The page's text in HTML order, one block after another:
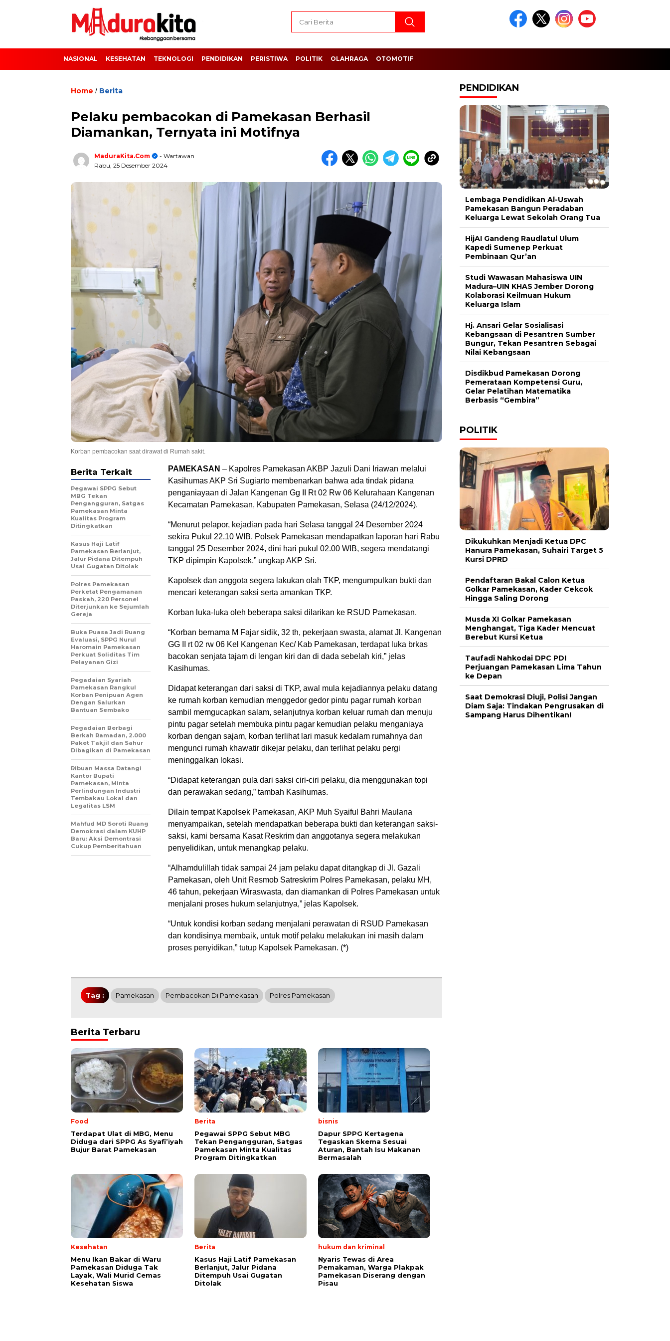
NASIONAL KESEHATAN TEKNOLOGI PENDIDIKAN PERISTIWA POLITIK OLAHRAGA OTOMOTIF
Home / Berita
Pelaku pembacokan di Pamekasan Berhasil
Diamankan, Ternyata ini Motifnya
MaduraKita.com
- Wartawan
Rabu, 25 Desember 2024
Korban pembacokan saat dirawat di Rumah sakit.
PAMEKASAN – Kapolres Pamekasan AKBP Jazuli Dani Iriawan melalui
Kasihumas AKP Sri Sugiarto membenarkan bahwa ada tindak pidana
penganiayaan di Jalan Kangenan Gg II Rt 02 Rw 06 Kelurahaan Kangenan
Kecamatan Pamekasan, Kabupaten Pamekasan, Selasa (24/12/2024).
“Menurut pelapor, kejadian pada hari Selasa tanggal 24 Desember 2024
sekira Pukul 22.10 WIB, Polsek Pamekasan mendapatkan laporan hari Rabu
tanggal 25 Desember 2024, dini hari pukul 02.00 WIB, segera mendatangi
TKP dipimpin Kapolsek,” ungkap AKP Sri.
Kapolsek dan anggota segera lakukan olah TKP, mengumpulkan bukti dan
mencari keterangan saksi serta amankan TKP.
Korban luka-luka oleh beberapa saksi dilarikan ke RSUD Pamekasan.
“Korban bernama M Fajar sidik, 32 th, pekerjaan swasta, alamat Jl. Kangenan
GG II rt 02 rw 06 Kel Kangenan Kec/ Kab Pamekasan, terdapat luka brkas
bacokan senjata tajam di lengan kiri dan di dada sebelah kiri,” jelas
Kasihumas.
Didapat keterangan dari saksi di TKP, awal mula kejadiannya pelaku datang
ke rumah korban kemudian menggedor gedor pintu pagar rumah korban
sambil memgucapkan salam, selanjutnya korban keluar rumah dan menuju
pintu pagar setelah membuka pintu pagar kemudian pelaku menganiaya
korban dengan sajam, korban terlihat lari masuk kedalam rumahnya dan
mengunci rumah khawatir dikejar pelaku, dan terlihat pelaku pergi
meninggalkan lokasi.
“Didapat keterangan pula dari saksi ciri-ciri pelaku, dia menggunakan topi
dan perawakan sedang,” tambah Kasihumas.
Dilain tempat Kapolsek Pamekasan, AKP Muh Syaiful Bahri Maulana
menyampaikan, setelah mendapatkan beberapa bukti dan keterangan saksi-
saksi, kami bersama Kasat Reskrim dan anggotanya segera melakukan
penyelidikan, untuk menangkap pelaku.
“Alhamdulillah tidak sampai 24 jam pelaku dapat ditangkap di Jl. Gazali
Pamekasan, oleh Unit Resmob Satreskrim Polres Pamekasan, pelaku MH,
46 tahun, pekerjaan Wiraswasta, dan diamankan di Polres Pamekasan untuk
menjalani proses hukum selanjutnya,” jelas Kapolsek.
“Untuk kondisi korban sedang menjalani perawatan di RSUD Pamekasan
dan kondisinya membaik, untuk motif pelaku melakukan ini masih dalam
proses penyidikan,” tutup Kapolsek Pamekasan. (*)
Berita Terkait
Pegawai SPPG Sebut
MBG Tekan
Pengangguran, Satgas
Pamekasan Minta
Kualitas Program
Ditingkatkan
Kasus Haji Latif
Pamekasan Berlanjut,
Jalur Pidana Ditempuh
Usai Gugatan Ditolak
Polres Pamekasan
Perketat Pengamanan
Paskah, 220 Personel
Diterjunkan ke Sejumlah
Gereja
Buka Puasa Jadi Ruang
Evaluasi, SPPG Nurul
Haromain Pamekasan
Perkuat Soliditas Tim
Pelayanan Gizi
Pegadaian Syariah
Pamekasan Rangkul
Korban Penipuan Agen
Dengan Salurkan
Bantuan Sembako
Pegadaian Berbagi
Berkah Ramadan, 2.000
Paket Takjil dan Sahur
Dibagikan di Pamekasan
Ribuan Massa Datangi
Kantor Bupati
Pamekasan, Minta
Perlindungan Industri
Tembakau Lokal dan
Legalitas LSM
Mahfud MD Soroti Ruang
Demokrasi dalam KUHP
Baru: Aksi Demontrasi
Cukup Pemberitahuan
Tag : Pamekasan Pembacokan Di Pamekasan Polres Pamekasan
Berita Terbaru
Food
Terdapat Ulat di MBG, Menu
Diduga dari SPPG As Syafi’iyah
Bujur Barat Pamekasan
Berita
Pegawai SPPG Sebut MBG
Tekan Pengangguran, Satgas
Pamekasan Minta Kualitas
Program Ditingkatkan
bisnis
Dapur SPPG Kertagena
Tegaskan Skema Sesuai
Aturan, Bantah Isu Makanan
Bermasalah
Kesehatan
Menu Ikan Bakar di Waru
Pamekasan Diduga Tak
Layak, Wali Murid Cemas
Kesehatan Siswa
Berita
Kasus Haji Latif Pamekasan
Berlanjut, Jalur Pidana
Ditempuh Usai Gugatan
Ditolak
hukum dan kriminal
Nyaris Tewas di Area
Pemakaman, Warga Plakpak
Pamekasan Diserang dengan
Pisau
PENDIDIKAN
Lembaga Pendidikan Al-Uswah
Pamekasan Bangun Peradaban
Keluarga Lewat Sekolah Orang Tua
HijAI Gandeng Raudlatul Ulum
Kapedi Sumenep Perkuat
Pembinaan Qur’an
Studi Wawasan Mahasiswa UIN
Madura–UIN KHAS Jember Dorong
Kolaborasi Keilmuan Hukum
Keluarga Islam
Hj. Ansari Gelar Sosialisasi
Kebangsaan di Pesantren Sumber
Bungur, Tekan Pesantren Sebagai
Nilai Kebangsaan
Disdikbud Pamekasan Dorong
Pemerataan Kompetensi Guru,
Gelar Pelatihan Matematika
Berbasis “Gembira”
POLITIK
Dikukuhkan Menjadi Ketua DPC
Hanura Pamekasan, Suhairi Target 5
Kursi DPRD
Pendaftaran Bakal Calon Ketua
Golkar Pamekasan, Kader Cekcok
Hingga Saling Dorong
Musda XI Golkar Pamekasan
Menghangat, Tiga Kader Mencuat
Berebut Kursi Ketua
Taufadi Nahkodai DPC PDI
Perjuangan Pamekasan Lima Tahun
ke Depan
Saat Demokrasi Diuji, Polisi Jangan
Diam Saja: Tindakan Pengrusakan di
Sampang Harus Dihentikan!